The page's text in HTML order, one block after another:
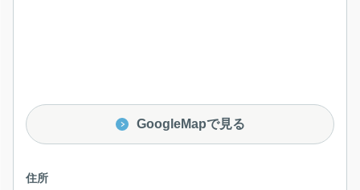
GoogleMapで見る
住所